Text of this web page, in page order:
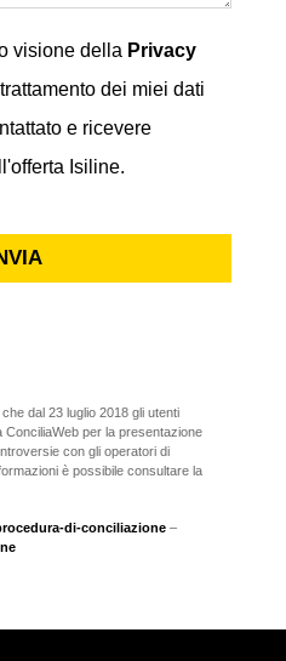
visione della Privacy
dei miei dati
e ricevere
Isiline.
dal 23 luglio 2018 gli utenti
per la presentazione
con gli operatori di
è possibile consultare la
di-conciliazione–